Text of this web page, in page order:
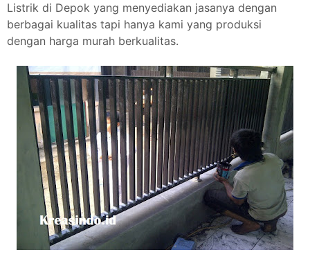
Listrik di Depok yang menyediakan jasanya dengan
berbagai kualitas tapi hanya kami yang produksi
dengan harga murah berkualitas.